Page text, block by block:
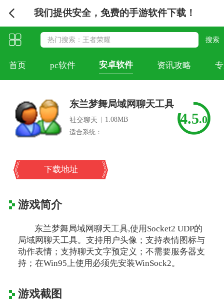
我们提供安全，免费的手游软件下载！
首页 pc软件 安卓软件 资讯攻略
东兰梦舞局域网聊天工具
社交聊天 | 1.08MB
适合系统：
4.5.0
下载地址
游戏简介
东兰梦舞局域网聊天工具,使用Socket2 UDP的
局域网聊天工具。支持用户头像；支持表情图标与
动作表情；支持聊天文字预定义；不需要服务器支
持；在Win95上使用必须先安装WinSock2。
游戏截图